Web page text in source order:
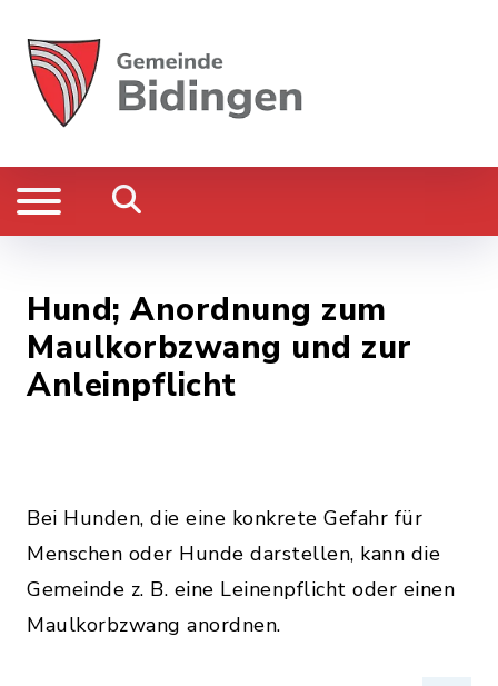
Hund; Anordnung zum
Maulkorbzwang und zur
Anleinpflicht
Bei Hunden, die eine konkrete Gefahr für
Menschen oder Hunde darstellen, kann die
Gemeinde z. B. eine Leinenpflicht oder einen
Maulkorbzwang anordnen.